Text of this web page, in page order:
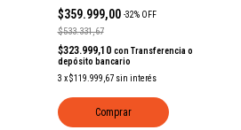
$359.999,00 -32% OFF
$533.331,67
$323.999,10 con Transferencia o
depósito bancario
3 x$119.999,67 sin interés
Comprar